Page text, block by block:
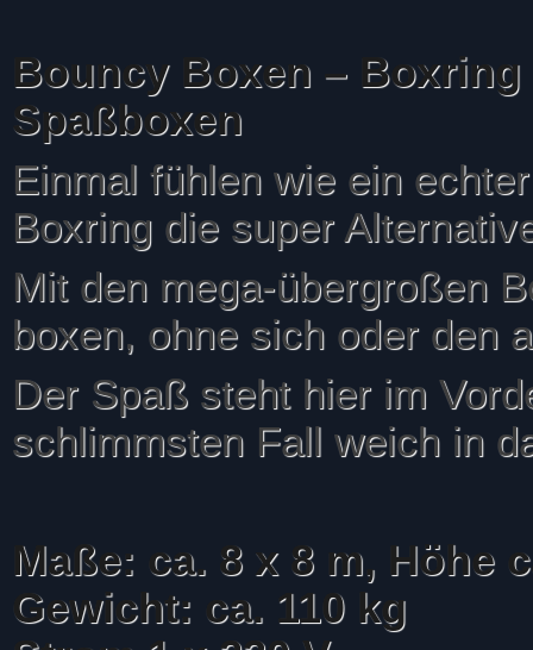
Bouncy Boxen –
Spaßboxen
Einmal fühlen wie ein
Boxring die super
Mit den mega-übergroßen
boxen, ohne sich oder den
Der Spaß steht hier im
schlimmsten Fall weich in
Maße: ca. 8 x 8 m, Höhe
Gewicht: ca. 110 kg